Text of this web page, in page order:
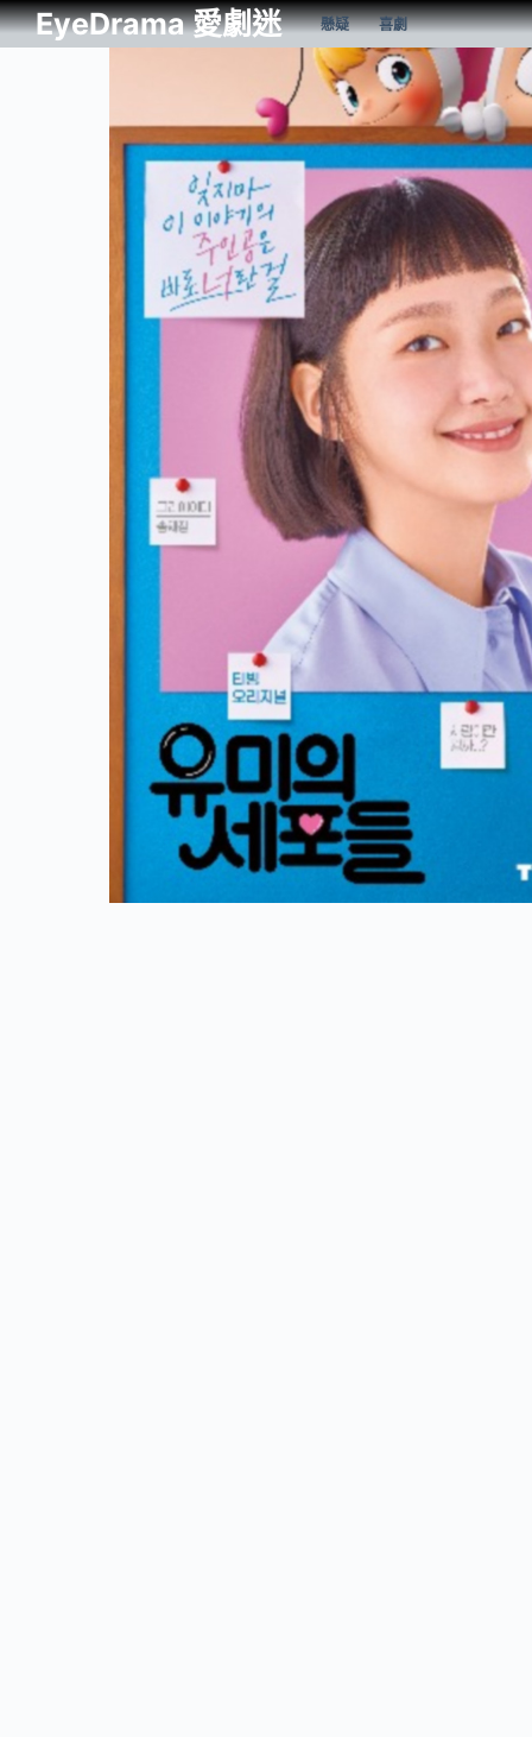
EyeDrama 愛劇迷 懸疑 喜劇